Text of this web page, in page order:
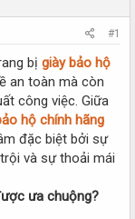
#1
bị giày bảo hộ
an toàn mà còn
công việc. Giữa
hộ chính hãng
đặc biệt bởi sự
và sự thoải mái
ưa chuộng?